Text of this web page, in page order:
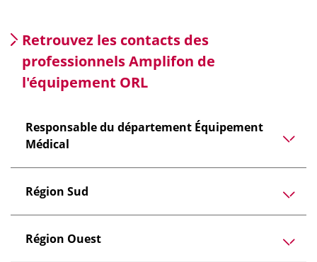
Retrouvez les contacts des
professionnels Amplifon de
l'équipement ORL
Responsable du département Équipement
Médical
Région Sud
Région Ouest